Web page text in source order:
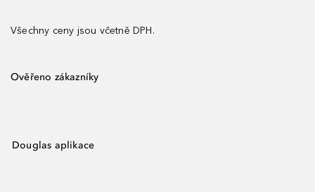
Všechny ceny jsou včetně DPH.
Ověřeno zákazníky
Douglas aplikace